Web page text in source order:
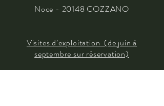
Noce - 20148 COZZANO
Visites d’exploitation (de juin à
septembre sur réservation)